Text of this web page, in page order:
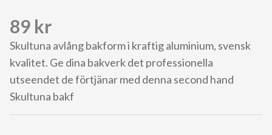
89 kr
Skultuna avlång bakform i kraftig aluminium, svensk
kvalitet. Ge dina bakverk det professionella
utseendet de förtjänar med denna second hand
Skultuna bakf